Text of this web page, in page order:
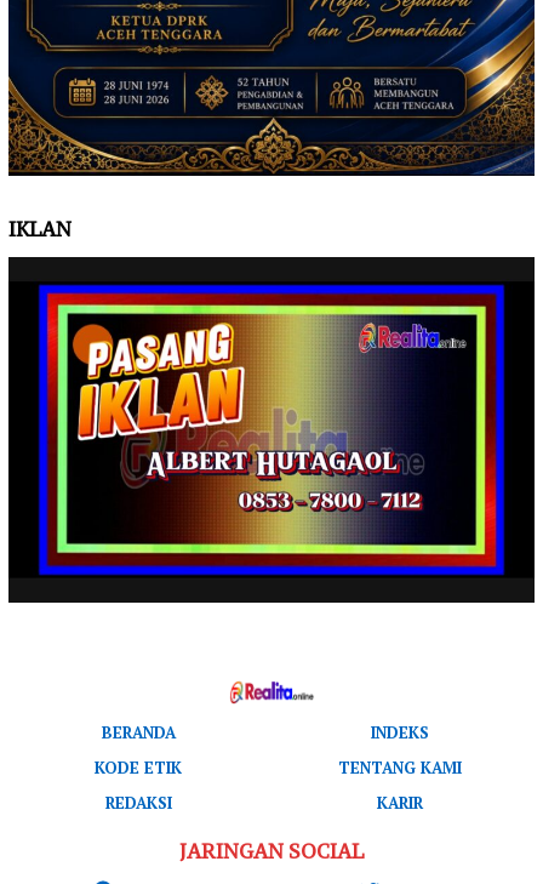
IKLAN
BERANDA
INDEKS
KODE ETIK
TENTANG KAMI
REDAKSI
KARIR
JARINGAN SOCIAL